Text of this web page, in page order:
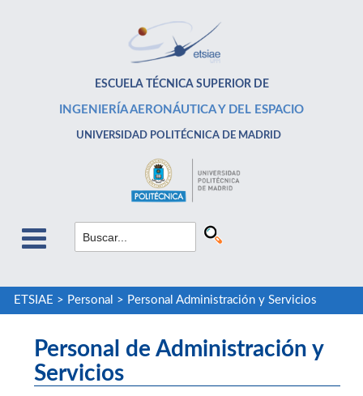
ESCUELA TÉCNICA SUPERIOR DE
INGENIERÍA AERONÁUTICA Y DEL ESPACIO
UNIVERSIDAD POLITÉCNICA DE MADRID
ETSIAE > Personal > Personal Administración y Servicios
Personal de Administración y
Servicios